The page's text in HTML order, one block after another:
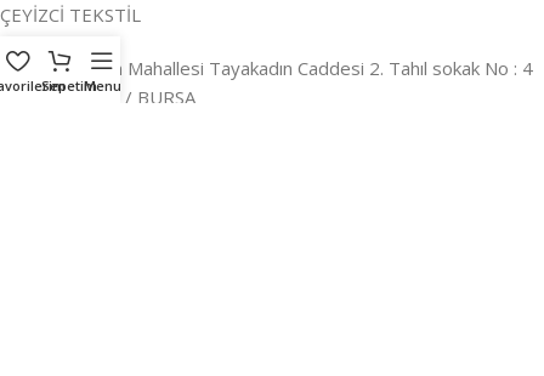
ÇEYİZCİ TEKSTİL
Adres:Reyhan Mahallesi Tayakadın Caddesi 2. Tahıl sokak No : 4
/ a Osmangazi / BURSA
SepetimMenu